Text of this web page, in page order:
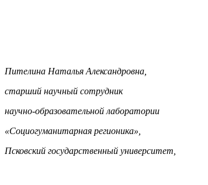
Пителина Наталья Александровна,
старший научный сотрудник
научно-образовательной лаборатории
«Социогуманитарная регионика»,
Псковский государственный университет,